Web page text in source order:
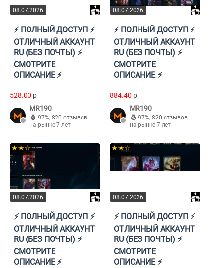
08.07.2026
⚡️ ПОЛНЫЙ ДОСТУП ⚡️
ОТЛИЧНЫЙ АККАУНТ
RU (БЕЗ ПОЧТЫ) ⚡️
СМОТРИТЕ
ОПИСАНИЕ ⚡️
528.00 p
MR190
97%, 820 отзывов
на рынке 7 лет
08.07.2026
⚡️ ПОЛНЫЙ ДОСТУП ⚡️
ОТЛИЧНЫЙ АККАУНТ
RU (БЕЗ ПОЧТЫ) ⚡️
СМОТРИТЕ
ОПИСАНИЕ ⚡️
884.40 p
MR190
97%, 820 отзывов
на рынке 7 лет
08.07.2026
★★☆
⚡️ ПОЛНЫЙ ДОСТУП ⚡️
ОТЛИЧНЫЙ АККАУНТ
RU (БЕЗ ПОЧТЫ) ⚡️
СМОТРИТЕ
ОПИСАНИЕ ⚡️
08.07.2026
★★☆
⚡️ ПОЛНЫЙ ДОСТУП ⚡️
ОТЛИЧНЫЙ АККАУНТ
RU (БЕЗ ПОЧТЫ) ⚡️
СМОТРИТЕ
ОПИСАНИЕ ⚡️